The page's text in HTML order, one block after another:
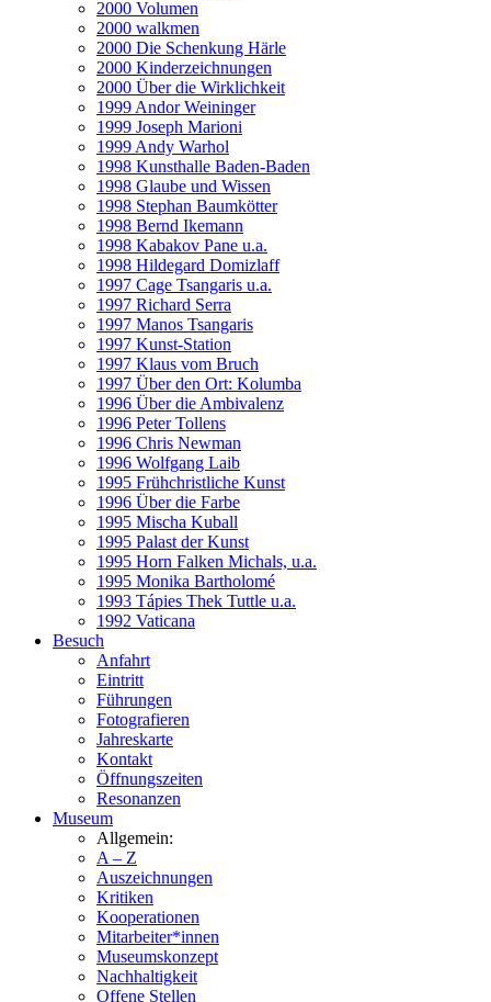
2000 Volumen
2000 walkmen
2000 Die Schenkung Härle
2000 Kinderzeichnungen
2000 Über die Wirklichkeit
1999 Andor Weininger
1999 Joseph Marioni
1999 Andy Warhol
1998 Kunsthalle Baden-Baden
1998 Glaube und Wissen
1998 Stephan Baumkötter
1998 Bernd Ikemann
1998 Kabakov Pane u.a.
1998 Hildegard Domizlaff
1997 Cage Tsangaris u.a.
1997 Richard Serra
1997 Manos Tsangaris
1997 Kunst-Station
1997 Klaus vom Bruch
1997 Über den Ort: Kolumba
1996 Über die Ambivalenz
1996 Peter Tollens
1996 Chris Newman
1996 Wolfgang Laib
1995 Frühchristliche Kunst
1996 Über die Farbe
1995 Mischa Kuball
1995 Palast der Kunst
1995 Horn Falken Michals, u.a.
1995 Monika Bartholomé
1993 Tápies Thek Tuttle u.a.
1992 Vaticana
Besuch
Anfahrt
Eintritt
Führungen
Fotografieren
Jahreskarte
Kontakt
Öffnungszeiten
Resonanzen
Museum
Allgemein:
A – Z
Auszeichnungen
Kritiken
Kooperationen
Mitarbeiter*innen
Museumskonzept
Nachhaltigkeit
Offene Stellen